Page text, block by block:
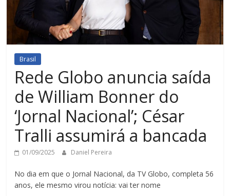
Brasil
Rede Globo anuncia saída
de William Bonner do
‘Jornal Nacional’; César
Tralli assumirá a bancada
01/09/2025 Daniel Pereira
No dia em que o Jornal Nacional, da TV Globo, completa 56
anos, ele mesmo virou notícia: vai ter nome